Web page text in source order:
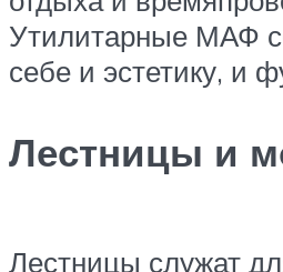
Утилитарные МАФ
себе и эстетику, и
Лестницы и
Лестницы служат